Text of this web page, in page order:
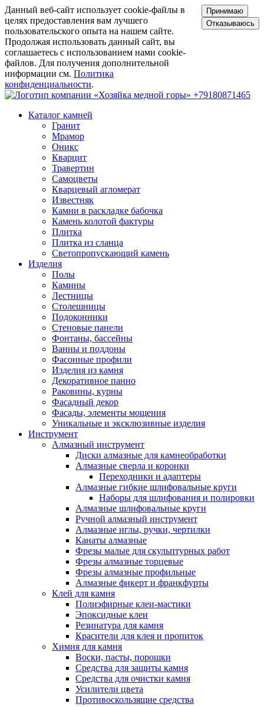
Данный веб-сайт использует cookie-файлы в
целях предоставления вам лучшего
пользовательского опыта на нашем сайте.
Продолжая использовать данный сайт, вы
соглашаетесь с использованием нами cookie-
файлов. Для получения дополнительной
информации см. Политика
конфиденциальности.
Принимаю
Отказываюсь
+79180871465
Каталог камней
Гранит
Мрамор
Оникс
Кварцит
Травертин
Самоцветы
Кварцевый агломерат
Известняк
Камни в раскладке бабочка
Камень колотой фактуры
Плитка
Плитка из сланца
Светопропускающий камень
Изделия
Полы
Камины
Лестницы
Столешницы
Подоконники
Стеновые панели
Фонтаны, бассейны
Ванны и поддоны
Фасонные профили
Изделия из камня
Декоративное панно
Раковины, курны
Фасадный декор
Фасады, элементы мощения
Уникальные и эксклюзивные изделия
Инструмент
Алмазный инструмент
Диски алмазные для камнеобработки
Алмазные сверла и коронки
Переходники и адаптеры
Алмазные гибкие шлифовальные круги
Наборы для шлифования и полировки
Алмазные шлифовальные круги
Ручной алмазный инструмент
Алмазные иглы, ручки, чертилки
Канаты алмазные
Фрезы малые для скульптурных работ
Фрезы алмазные торцевые
Фрезы алмазные профильные
Алмазные фикерт и франкфурты
Клей для камня
Полиэфирные клеи-мастики
Эпоксидные клеи
Резинатура для камня
Красители для клея и пропиток
Химия для камня
Воски, пасты, порошки
Средства для защиты камня
Средства для очистки камня
Усилители цвета
Противоскользящие средства